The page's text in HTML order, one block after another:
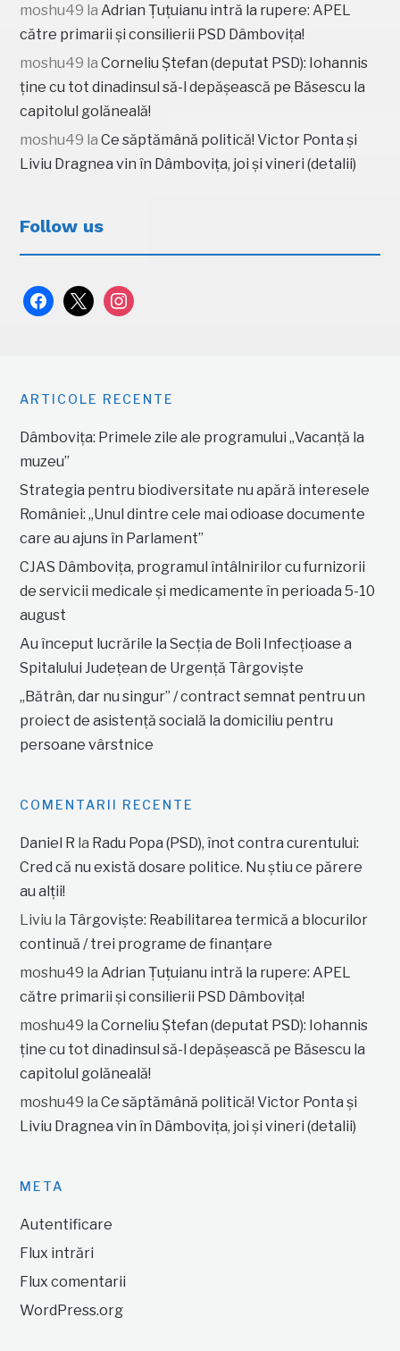
moshu49 la Adrian Țuțuianu intră la rupere: APEL
către primarii și consilierii PSD Dâmbovița!
moshu49 laCorneliu Ștefan (deputat PSD): Iohannis
ține cu tot dinadinsul să-l depășească pe Băsescu la
capitolul golăneală!
moshu49 laCe săptămână politică! Victor Ponta și
Liviu Dragnea vin în Dâmbovița, joi și vineri (detalii)
Follow us
facebook
x instagram
ARTICOLE RECENTE
Dâmbovița: Primele zile ale programului „Vacanță la
muzeu”
Strategia pentru biodiversitate nu apără interesele
României: „Unul dintre cele mai odioase documente
care au ajuns în Parlament”
CJAS Dâmbovița, programul întâlnirilor cu furnizorii
de servicii medicale și medicamente în perioada 5-10
august
Au început lucrările la Secția de Boli Infecțioase a
Spitalului Județean de Urgență Târgoviște
„Bătrân, dar nu singur” / contract semnat pentru un
proiect de asistență socială la domiciliu pentru
persoane vârstnice
COMENTARII RECENTE
Daniel R la Radu Popa (PSD), înot contra curentului:
Cred că nu există dosare politice. Nu știu ce părere
au alții!
Liviu la Târgoviște: Reabilitarea termică a blocurilor
continuă / trei programe de finanțare
moshu49 la Adrian Țuțuianu intră la rupere: APEL
către primarii și consilierii PSD Dâmbovița!
moshu49 laCorneliu Ștefan (deputat PSD): Iohannis
ține cu tot dinadinsul să-l depășească pe Băsescu la
capitolul golăneală!
moshu49 laCe săptămână politică! Victor Ponta și
Liviu Dragnea vin în Dâmbovița, joi și vineri (detalii)
META
Autentificare
Flux intrări
Flux comentarii
WordPress.org